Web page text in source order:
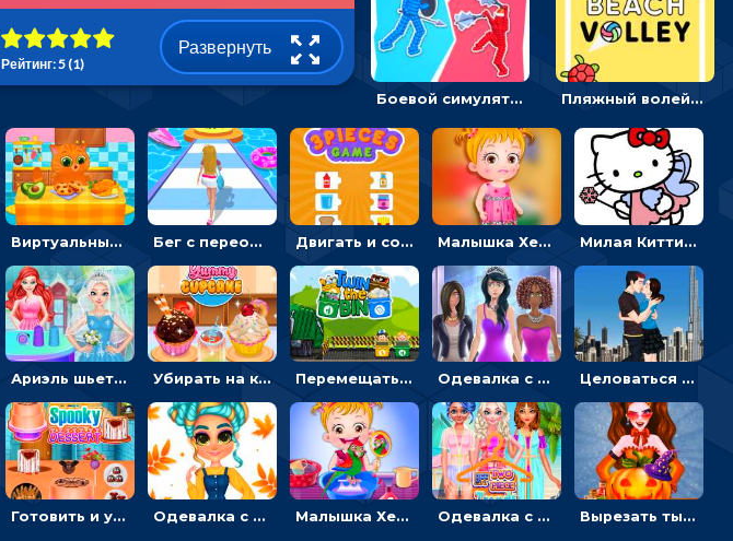
Боевой симулятор 3D: повтори позу рыцаря и победи врага Пляжный волейбол с черепахами: лови мяч и пасуй сопернику
Рейтинг: 5 (1)
Развернуть
Виртуальный питомец: ухаживать, кормить, купать рыжего кота Бег с переодеванием: ловить одежду и повторять модные образы - для девочек Двигать и соединять пазлы по смыслу - головоломка для детей Малышка Хейзел заболела ветрянкой: вызывать доктора и лечить Милая Китти для девочек: поиск отличий на картинках
Ариэль шьет свадебные платья для принцесс в салоне - одевалка Убирать на кухне, готовить и печь кексы - для девочек Перемещать героя с корзиной или собирать мусор - гиперказуальная Одевалка с разными стилями: переодевать, красить и выигрывать конкурс красоты Целоваться или отвлекать прохожих от пары - гиперказуальные
Готовить и украшать десерт на Хэллоуин - для девочек Одевалка с яркими осенними нарядами: собирать образ для прогулки Малышка Хейзел ухаживает за попугаем: лечить и развлекать птичку Одевалка с принцессами на пляже Вырезать тыкву и одевать Харли Квинн - одевалка с карвингом